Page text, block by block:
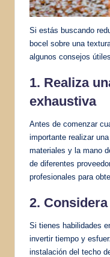
Si estás buscando
bocel sobre una
algunos consejos
1. Realiza
exhaustiva
Antes de comenzar
importante realizar
materiales y la mano
de diferentes
profesionales para
2.
Si tienes habilidades
invertir tiempo y
instalación del techo